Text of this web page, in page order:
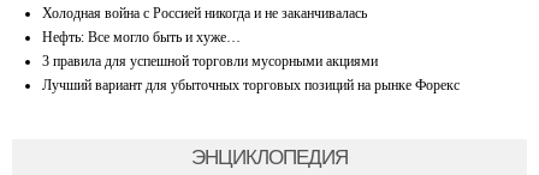
Холодная война с Россией никогда и не заканчивалась
Нефть: Все могло быть и хуже…
3 правила для успешной торговли мусорными акциями
Лучший вариант для убыточных торговых позиций на рынке Форекс
ЭНЦИКЛОПЕДИЯ